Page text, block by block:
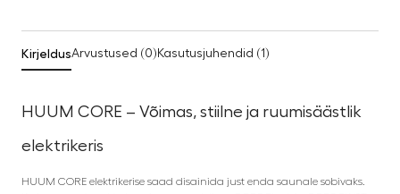
KirjeldusArvustused (0) Kasutusjuhendid (1)
HUUM CORE – Võimas, stiilne ja ruumisäästlik
elektrikeris
HUUM CORE elektrikerise saad disainida just enda saunale sobivaks.